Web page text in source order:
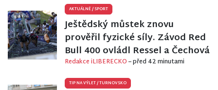
AKTUÁLNĚ/SPORT
Ještědský můstek znovu
prověřil fyzické síly. Závod Red
Bull 400 ovládl Ressel a Čechová
Redakce iLIBERECKO– před 42 minutami
TIP NA VÝLET/TURNOVSKO